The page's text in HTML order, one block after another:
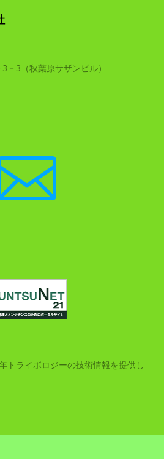
－3（秋葉原サザンビル）
トライボロジーの技術情報を提供し